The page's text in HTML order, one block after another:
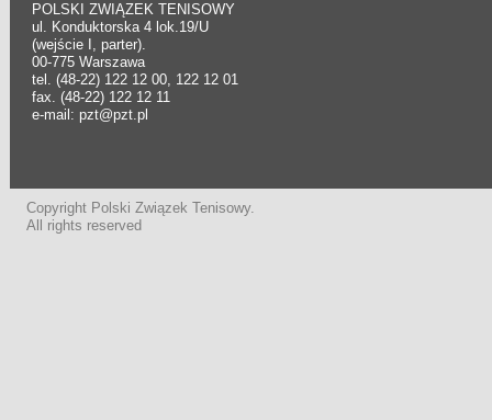
POLSKI ZWIĄZEK TENISOWY
ul. Konduktorska 4 lok.19/U
(wejście I, parter).
00-775 Warszawa
tel. (48-22) 122 12 00, 122 12 01
fax. (48-22) 122 12 11
e-mail: pzt@pzt.pl
Copyright Polski Związek Tenisowy.
All rights reserved